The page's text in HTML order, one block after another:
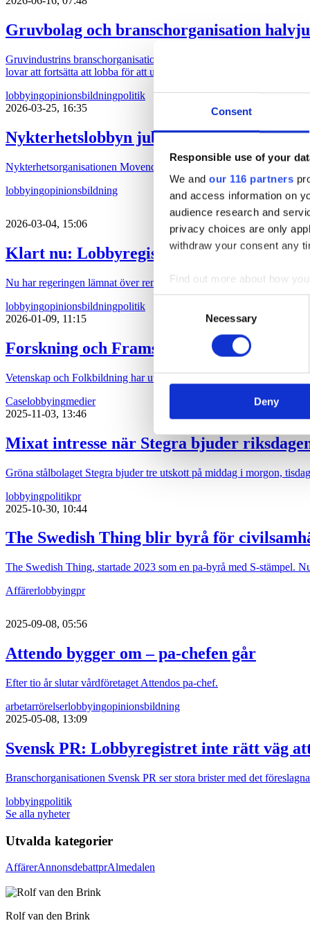
Consent
Responsible use of your
We and our 116 partners
and access information on
audience research and
privacy choices are only
withdraw your consent any
Find out more about how
We use cookies to
information about your use
other information that
Necessary
Deny
Gruvbolag och branschorganisation
Gruvindustrins branschorganisation pratar om ”ett steg framåt och
lovar att fortsätta att lobba för att uranbrytning ska ske i Sverige.
lobbyingopinionsbildningpolitik
2026-03-25, 16:35
Nykterhetslobbyn jublar över
Nykterhetsorganisationen Movendi (tidigare IOGT-NTO, UNF och
lobbyingopinionsbildning
2026-03-04, 15:06
Klart nu: Lobbyregistret införs under
Nu har regeringen lämnat över remiss som ska ligga till grund för ett
lobbyingopinionsbildningpolitik
2026-01-09, 11:15
Forskning och Framsteg och snuslobbyn
Vetenskap och Folkbildning har utsett Snuskommissionen till Årets
Caselobbyingmedier
2025-11-03, 13:46
Mixat intresse när Stegra bjuder
Gröna stålbolaget Stegra bjuder tre utskott på middag i morgon,
lobbyingpolitikpr
2025-10-30, 10:44
The Swedish Thing blir byrå för
The Swedish Thing, startade 2023 som en pa-byrå med S-stämpel.
Affärerlobbyingpr
2025-09-08, 05:56
Attendo bygger om – pa-chefen går
Efter tio år slutar vårdföretaget Attendos pa-chef.
arbetarrörelserlobbyingopinionsbildning
2025-05-08, 13:09
Svensk PR: Lobbyregistret inte rätt väg
Branschorganisationen Svensk PR ser stora brister med det
lobbyingpolitik
Se alla nyheter
Utvalda kategorier
AffärerAnnonsdebattprAlmedalen
Rolf van den Brink